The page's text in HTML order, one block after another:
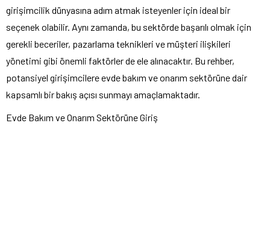
girişimcilik dünyasına adım atmak isteyenler için ideal bir
seçenek olabilir. Aynı zamanda, bu sektörde başarılı olmak için
gerekli beceriler, pazarlama teknikleri ve müşteri ilişkileri
yönetimi gibi önemli faktörler de ele alınacaktır. Bu rehber,
potansiyel girişimcilere evde bakım ve onarım sektörüne dair
kapsamlı bir bakış açısı sunmayı amaçlamaktadır.
Evde Bakım ve Onarım Sektörüne Giriş